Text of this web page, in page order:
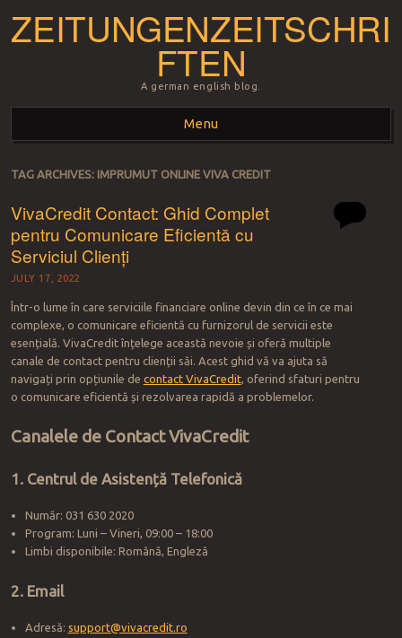
ZEITUNGENZEITSCHRI
FTEN
A german english blog.
Menu
Skip to content
TAG ARCHIVES: IMPRUMUT ONLINE VIVA CREDIT
VivaCredit Contact: Ghid Complet
pentru Comunicare Eficientă cu
Serviciul Clienți
JULY 17, 2022
Într-o lume în care serviciile financiare online devin din ce în ce mai
complexe, o comunicare eficientă cu furnizorul de servicii este
esențială. VivaCredit înțelege această nevoie și oferă multiple
canale de contact pentru clienții săi. Acest ghid vă va ajuta să
navigați prin opțiunile de contact VivaCredit, oferind sfaturi pentru
o comunicare eficientă și rezolvarea rapidă a problemelor.
Canalele de Contact VivaCredit
1. Centrul de Asistență Telefonică
Număr: 031 630 2020
Program: Luni – Vineri, 09:00 – 18:00
Limbi disponibile: Română, Engleză
2. Email
Adresă: support@vivacredit.ro